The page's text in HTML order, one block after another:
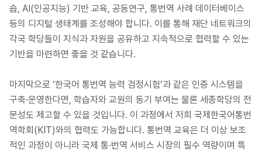
숍, AI(인공지능) 기반 교육, 공동연구, 통번역 사례 데이터베이스
등의 디지털 생태계를 조성해야 합니다. 이를 통해 재단 네트워크의
각국 학당들이 지식과 자원을 공유하고 지속적으로 협력할 수 있는
기반을 마련하면 좋을 것 같습니다.
마지막으로 ‘한국어 통번역 능력 검정시험’과 같은 인증 시스템을
구축·운영한다면, 학습자와 교원의 동기 부여는 물론 세종학당의 전
문성도 제고할 수 있을 것입니다. 이 과정에서 저희 국제한국어통번
역학회(KIT)와의 협력도 가능합니다. 통번역 교육은 더 이상 보조
적인 과정이 아니라 국제 통·번역 서비스 시장의 필수 역량이며 특